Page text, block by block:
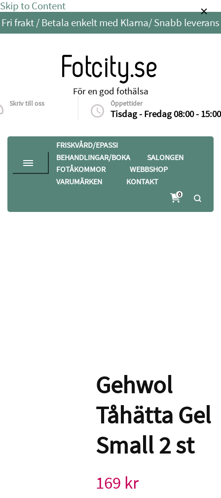
Skip to Content
Fri frakt / Betala enkelt med Klarna/ Snabb leverans
Fotcity.se
För en god fothälsa
Skriv till oss Öppettider
Tisdag - Fredag 08:00 - 15:00
FRISKVÅRD/EPASSI
BEHANDLINGAR/BOKA
SALONGEN
FOTÅKOMMOR
WEBBSHOP
VARUMÄRKEN
KONTAKT
0
Gehwol
Tåhätta Gel
Small 2 st
169 kr